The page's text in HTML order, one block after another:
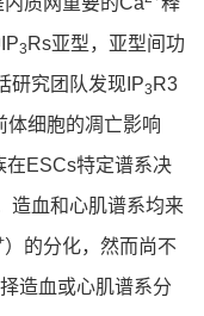
3 Rs亚型，亚型间功
研究团队发现IP3 R3
细胞的凋亡影响
在ESCs特定谱系决
造血和心肌谱系均来
）的分化，然而尚不
造血或心肌谱系分